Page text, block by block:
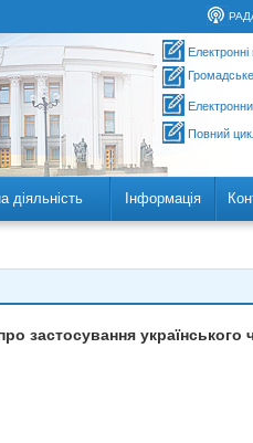
Електронні
Повний
діяльність Інформація
застосування українського